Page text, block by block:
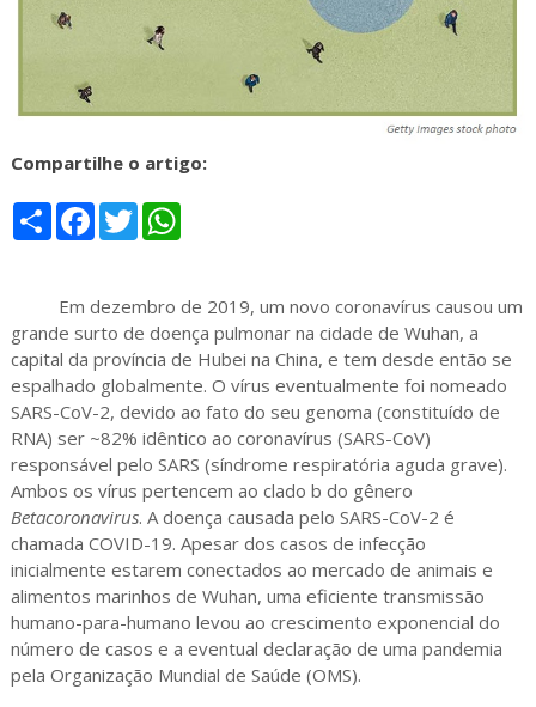
Compartilhe o artigo:
S
F
o
o
k
T
w
e
r
W
A
p
p
Em dezembro de 2019, um novo coronavírus causou um
grande surto de doença pulmonar na cidade de Wuhan, a
capital da província de Hubei na China, e tem desde então se
espalhado globalmente. O vírus eventualmente foi nomeado
SARS-CoV-2, devido ao fato do seu genoma (constituído de
RNA) ser ~82% idêntico ao coronavírus (SARS-CoV)
responsável pelo SARS (síndrome respiratória aguda grave).
Ambos os vírus pertencem ao clado b do gênero
Betacoronavirus. A doença causada pelo SARS-CoV-2 é
chamada COVID-19. Apesar dos casos de infecção
inicialmente estarem conectados ao mercado de animais e
alimentos marinhos de Wuhan, uma eficiente transmissão
humano-para-humano levou ao crescimento exponencial do
número de casos e a eventual declaração de uma pandemia
pela Organização Mundial de Saúde (OMS).